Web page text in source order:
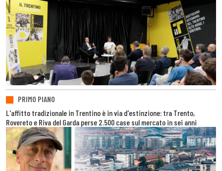
PRIMO PIANO
L'affitto tradizionale in Trentino è in via d'estinzione: tra Trento,
Rovereto e Riva del Garda perse 2.500 case sul mercato in sei anni